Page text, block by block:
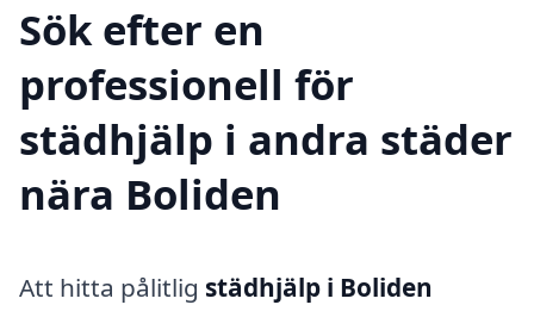
Sök efter en
professionell för
städhjälp i andra städer
nära Boliden
Att hitta pålitlig städhjälp i Boliden